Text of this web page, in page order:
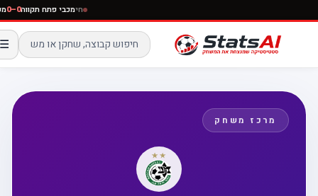
חימכבי פתח תקווה0–0
☰
מרכז משחק